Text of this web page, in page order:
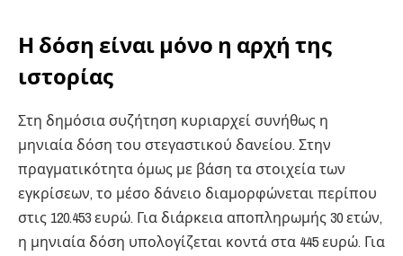
Η δόση είναι μόνο η αρχή της
ιστορίας
Στη δημόσια συζήτηση κυριαρχεί συνήθως η
μηνιαία δόση του στεγαστικού δανείου. Στην
πραγματικότητα όμως με βάση τα στοιχεία των
εγκρίσεων, το μέσο δάνειο διαμορφώνεται περίπου
στις 120.453 ευρώ. Για διάρκεια αποπληρωμής 30 ετών,
η μηνιαία δόση υπολογίζεται κοντά στα 445 ευρώ. Για